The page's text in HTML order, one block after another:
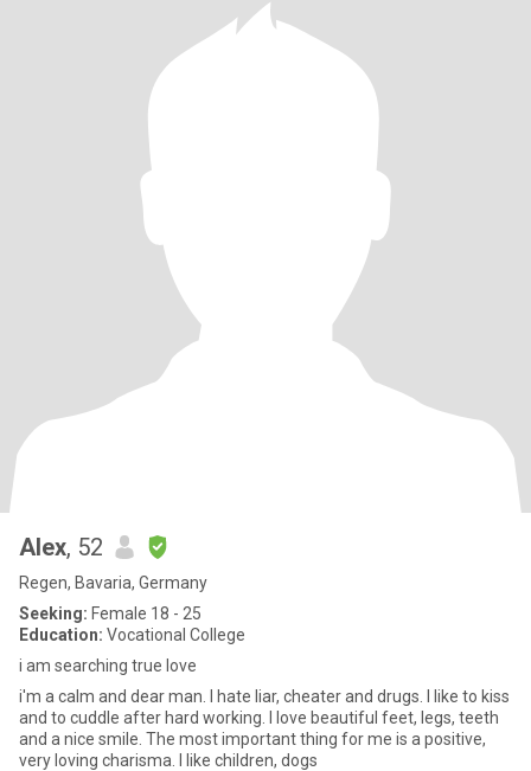
Alex, 52
Regen, Bavaria, Germany
Seeking: Female 18 - 25
Education: Vocational College
i am searching true love
i'm a calm and dear man. I hate liar, cheater and drugs. I like to kiss
and to cuddle after hard working. I love beautiful feet, legs, teeth
and a nice smile. The most important thing for me is a positive,
very loving charisma. I like children, dogs